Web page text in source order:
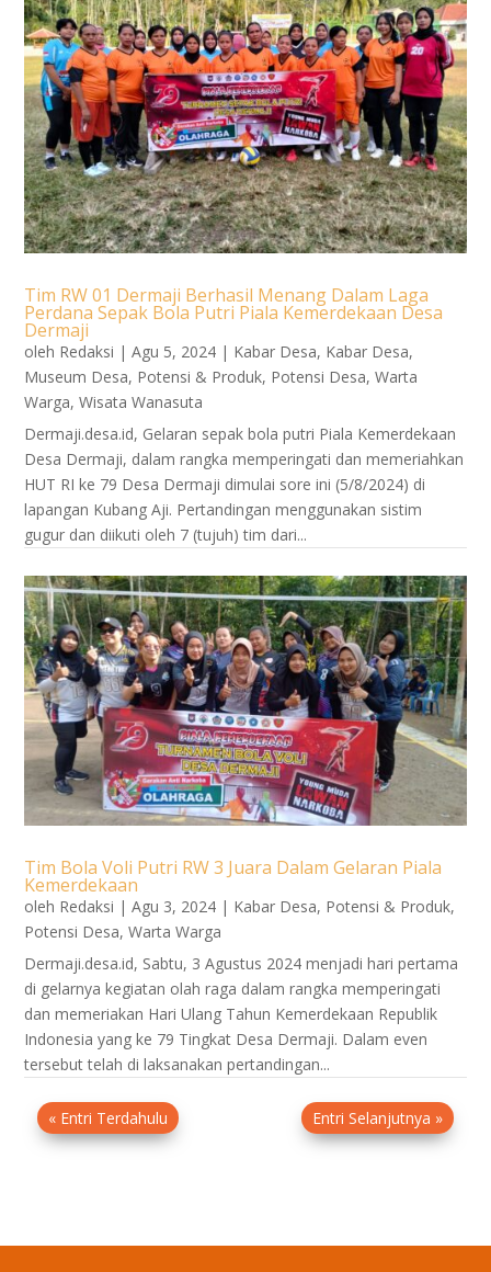
Tim RW 01 Dermaji Berhasil Menang Dalam Laga
Perdana Sepak Bola Putri Piala Kemerdekaan Desa
Dermaji
oleh Redaksi |Agu 5, 2024 | Kabar Desa, Kabar Desa,
Museum Desa, Potensi & Produk, Potensi Desa,Warta
Warga,Wisata Wanasuta
Dermaji.desa.id, Gelaran sepak bola putri Piala Kemerdekaan
Desa Dermaji, dalam rangka memperingati dan memeriahkan
HUT RI ke 79 Desa Dermaji dimulai sore ini (5/8/2024) di
lapangan Kubang Aji. Pertandingan menggunakan sistim
gugur dan diikuti oleh 7 (tujuh) tim dari...
Tim Bola Voli Putri RW 3 Juara Dalam Gelaran Piala
Kemerdekaan
oleh Redaksi |Agu 3, 2024 | Kabar Desa, Potensi & Produk,
Potensi Desa,Warta Warga
Dermaji.desa.id, Sabtu, 3 Agustus 2024 menjadi hari pertama
di gelarnya kegiatan olah raga dalam rangka memperingati
dan memeriakan Hari Ulang Tahun Kemerdekaan Republik
Indonesia yang ke 79 Tingkat Desa Dermaji. Dalam even
tersebut telah di laksanakan pertandingan...
« Entri Terdahulu Entri Selanjutnya »